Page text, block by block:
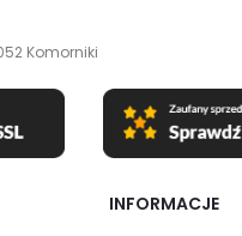
Komorniki
INFORMACJE